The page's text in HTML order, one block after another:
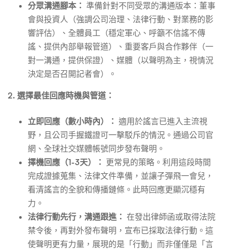
分眾溝通腳本： 準備針對不同受眾的溝通版本：董事
會與投資人（強調公司治理、法律行動、對業務的影
響評估）、全體員工（穩定軍心、呼籲不信謠不傳
謠、提供內部舉報管道）、重要客戶與合作夥伴（一
對一溝通，提供保證）、媒體（以聲明為主，視情況
決定是否召開記者會）。
2. 選擇最佳回應時機與管道：
立即回應（數小時內）： 適用於謠言已進入主流視
野，且公司手握鐵證可一擊駁斥的情況。通過公司官
網、全球社交媒體帳號同步發布聲明。
擇機回應（1-3天）： 更常見的策略。利用這段時間
完成證據蒐集、法律文件準備，並讓子彈飛一會兒，
看清謠言的全貌和傳播鏈條。此時回應更顯沉穩有
力。
法律行動先行，溝通跟進： 在發出律師函或取得法院
禁令後，再對外發布聲明，宣布已採取法律行動。這
使聲明更有力量，展現的是「行動」而非僅僅是「言